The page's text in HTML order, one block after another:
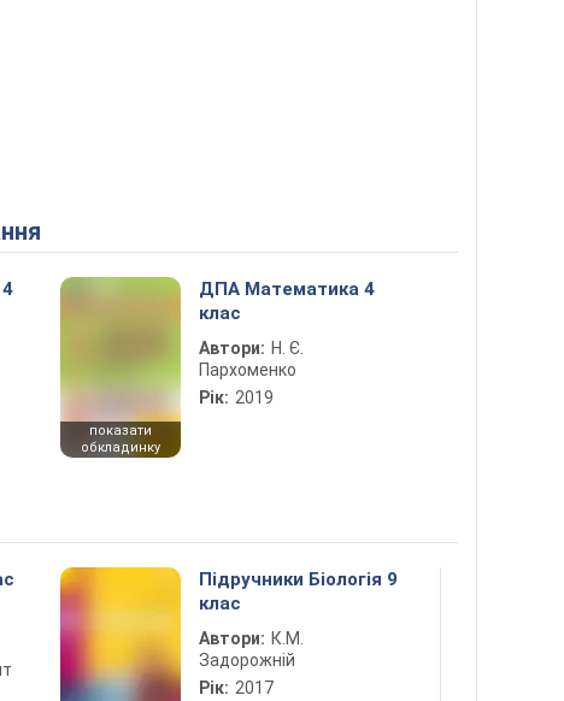
показати
обкладинку
ДПА Математика 4
клас
Автори: Н. Є.
Пархоменко
Рік: 2019
Підручники Біологія 9
клас
Автори: К.М.
Задорожній
Рік: 2017